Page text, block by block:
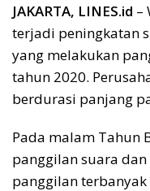
JAKARTA, LINES.id –
terjadi peningkatan
yang melakukan
tahun 2020.
berdurasi panjang
Pada malam Tahun
panggilan suara
panggilan